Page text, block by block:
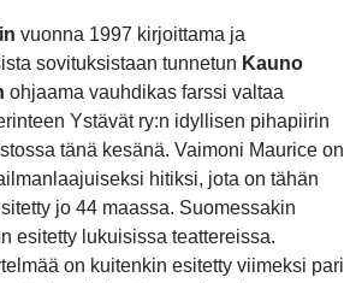
vuonna 1997 kirjoittama ja
sovituksistaan tunnetun Kauno
ohjaama vauhdikas farssi valtaa
Ystävät ry:n idyllisen pihapiirin
tänä kesänä. Vaimoni Maurice on
hitiksi, jota on tähän
jo 44 maassa. Suomessakin
esitetty lukuisissa teattereissa.
on kuitenkin esitetty viimeksi pari